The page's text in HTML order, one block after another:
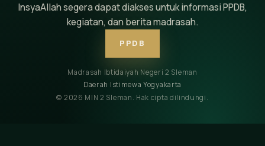
InsyaAllah segera dapat diakses untuk informasi PPDB,
kegiatan, dan berita madrasah.
PPDB
Madrasah Ibtidaiyah Negeri 2 Sleman
Daerah Istimewa Yogyakarta
© 2026 MIN 2 Sleman. Hak cipta dilindungi.